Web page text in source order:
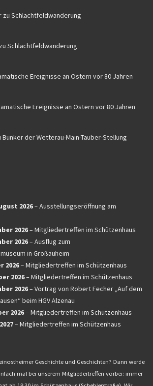
zu Schlachtfeldwanderung
zu Schlachtfeldwanderung
Ereignisse an Ostern vor 80 Jahren
Ereignisse an Ostern vor 80 Jahren
Bunker der Wetterau-Main-Tauber-Stellung
2026–Ausstellungseröffnung am
2026–Mitgliedertreffen im Schützenhaus
2026–Ausflug zum
in Großauheim
2026–Mitgliedertreffen im Schützenhaus
2026–Mitgliedertreffen im Schützenhaus
2026–Vortrag von Robert Fecher „Auf dem
beim HGV Alzenau
2026–Mitgliedertreffen im Schützenhaus
–Mitgliedertreffen im Schützenhaus
Geschichte und Geschichten? Dann werde
mal bei unserem Mitgliedertreffen vorbei: immer